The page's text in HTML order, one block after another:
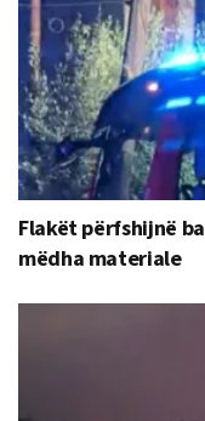
Flakët përfshijnë
mëdha materiale